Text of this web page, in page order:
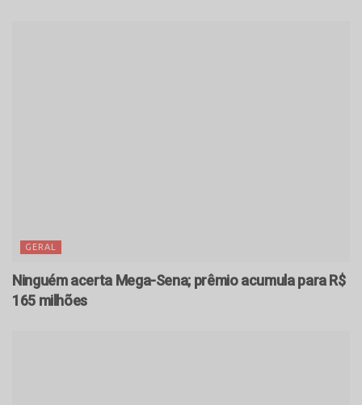
GERAL
Ninguém acerta Mega-Sena; prêmio acumula para R$
165 milhões